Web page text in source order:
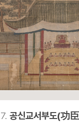
7. 공신교서부도(功